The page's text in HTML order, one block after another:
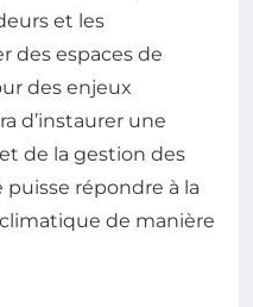
et les
des espaces de
des enjeux
d’instaurer une
et de la gestion des
puisse répondre à la
de manière